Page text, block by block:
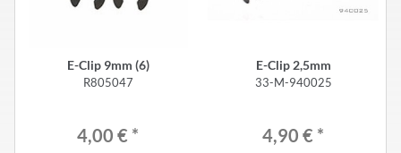
E-Clip 9mm (6)
R805047
4,00 € *
E-Clip 2,5mm
33-M-940025
4,90 € *